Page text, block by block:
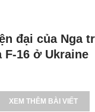
đại của Nga
F-16 ở Ukraine
XEM THÊM BÀI VIẾT